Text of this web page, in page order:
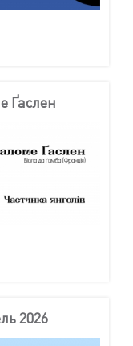
Ґаслен
2026